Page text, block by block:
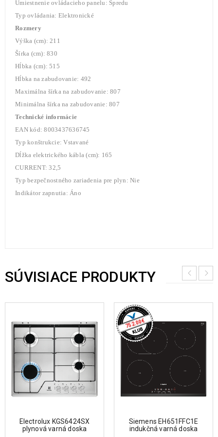
Umiestnenie ovládacieho panelu: Spredu
Typ ovládania: Elektronické
Rozmery
Výška (cm): 211
Šírka (cm): 830
Hĺbka (cm): 515
Hĺbka na zabudovanie: 492
Maximálna šírka na zabudovanie: 807
Minimálna šírka na zabudovanie: 807
Technické informácie
EAN kód: 8003437636745
Typ konštrukcie: Vstavané
Dĺžka elektrického kábla (cm): 165
CURRENT: 32,5
Typ bezpečnostného zariadenia pre plyn: Nie
Indikátor zapnutia: Áno
SÚVISIACE PRODUKTY
Electrolux KGS6424SX
plynová varná doska
752.00€
Siemens EH651FFC1E
indukčná varná doska